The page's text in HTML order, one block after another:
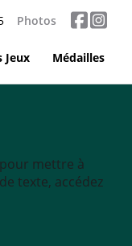
Photos
Jeux Médailles
mettre à
texte, accédez